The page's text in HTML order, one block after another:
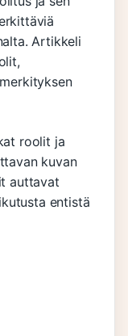
Artikkeli
roolit ja
kuvan
auttavat
entistä